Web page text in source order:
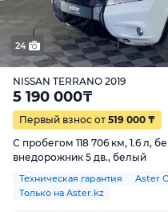
24
NISSAN TERRANO 2019
5 190 000₸
Первый взнос от 519 000 ₸
С пробегом 118 706 км, 1.6 л,
внедорожник 5 дв., белый
Техническая гарантия Aster
Только на Aster.kz